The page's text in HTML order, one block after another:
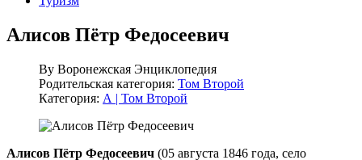
Алисов Пётр Федосеевич
By Воронежская Энциклопедия
Родительская категория: Том Второй
Категория: А | Том Второй
Алисов Пётр Федосеевич (05 августа 1846 года, село